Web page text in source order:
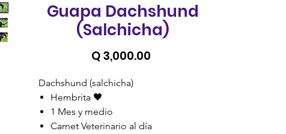
Guapa Dachshund
(Salchicha)
Q 3,000.00
Dachshund (salchicha)
Hembrita 🖤
1 Mes y medio
Carnet Veterinario al día